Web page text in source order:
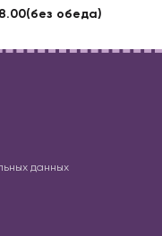
обеда)
данных